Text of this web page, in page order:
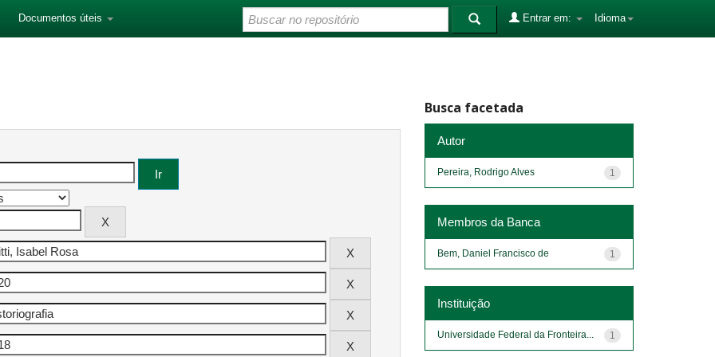
Documentos úteis Idioma
Entrar em:
Busca facetada
Autor
1
Pereira, Rodrigo Alves
Membros da Banca
1
Bem, Daniel Francisco de
Instituição
1
Universidade Federal da Fronteira...